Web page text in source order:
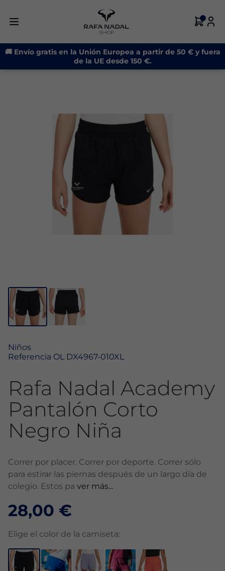
🚚 Envío gratis en la Unión Europea a partir de 50 € y fuera
de la UE desde 150 €.
Niños
Referencia OL DX4967-010XL
Rafa Nadal Academy
Pantalón Corto
Negro Niña
Correr por placer. Correr por deporte. Correr sólo
para estirar las piernas después de un largo día de
colegio. Estos pa ver más...
28,00 €
Elige el color de la camiseta: